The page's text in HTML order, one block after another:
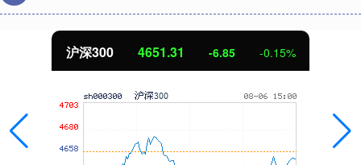
沪深300 4651.31 -6.85 -0.15%